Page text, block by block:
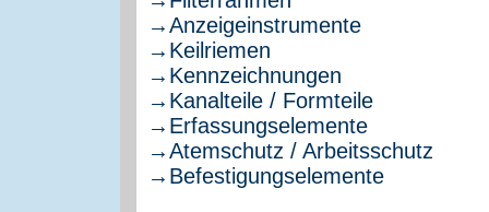
→Anzeigeinstrumente
→Keilriemen
→Kennzeichnungen
→Kanalteile / Formteile
→Erfassungselemente
→Atemschutz / Arbeitsschutz
→Befestigungselemente